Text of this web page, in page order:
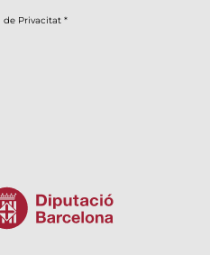
de Privacitat*